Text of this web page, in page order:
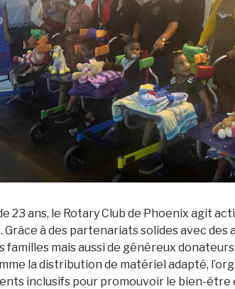
23 ans, le Rotary Club de Phoenix agit
Grâce à des partenariats solides avec des
familles mais aussi de généreux
la distribution de matériel adapté,
inclusifs pour promouvoir le bien-être